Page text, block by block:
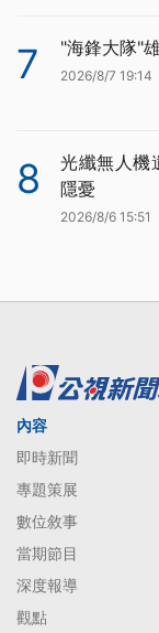
7 "海鋒大隊"
2026/8/7 19:14
8
光纖無人機
隱憂
2026/8/6 15:51
內容
即時新聞
專題策展
數位敘事
當期節目
深度報導
觀點